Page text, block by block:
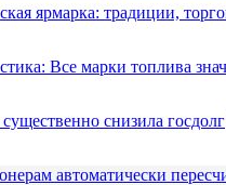
ярмарка: традиции,
Все марки топлива
снизила госдолг
автоматически